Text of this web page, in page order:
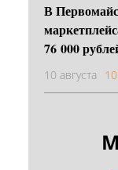
В
76 000
10 августа